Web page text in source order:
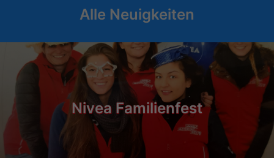
Alle Neuigkeiten
Nivea Familienfest